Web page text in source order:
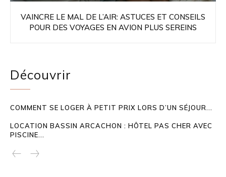
VAINCRE LE MAL DE L’AIR: ASTUCES ET CONSEILS
POUR DES VOYAGES EN AVION PLUS SEREINS
Découvrir
COMMENT SE LOGER À PETIT PRIX LORS D’UN SÉJOUR...
LOCATION BASSIN ARCACHON : HÔTEL PAS CHER AVEC
PISCINE...